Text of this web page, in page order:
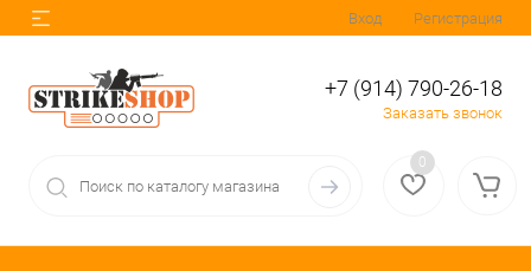
Вход Регистрация
+7 (914) 790-26-18
Заказать звонок
0